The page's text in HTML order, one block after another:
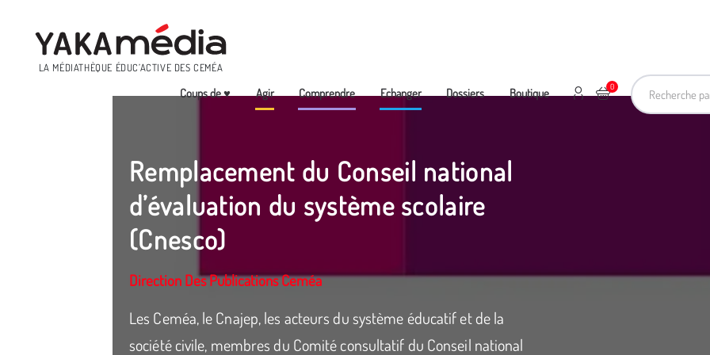
LA MÉDIATHÈQUE ÉDUC’ACTIVE DES CEMÉA
Recherche
Menu
Coups de ♥ Agir Comprendre Echanger Dossiers Boutique 0
Ajouter au panier
Mon compte
Remplacement du Conseil national
d’évaluation du système scolaire
(Cnesco)
Direction Des Publications Ceméa
Les Ceméa, le Cnajep, les acteurs du système éducatif et de la
société civile, membres du Comité consultatif du Conseil national